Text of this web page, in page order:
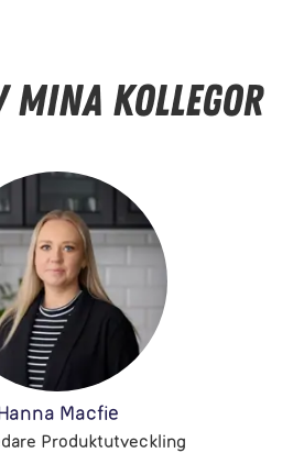
mina kollegor
Macfie
Produktutveckling